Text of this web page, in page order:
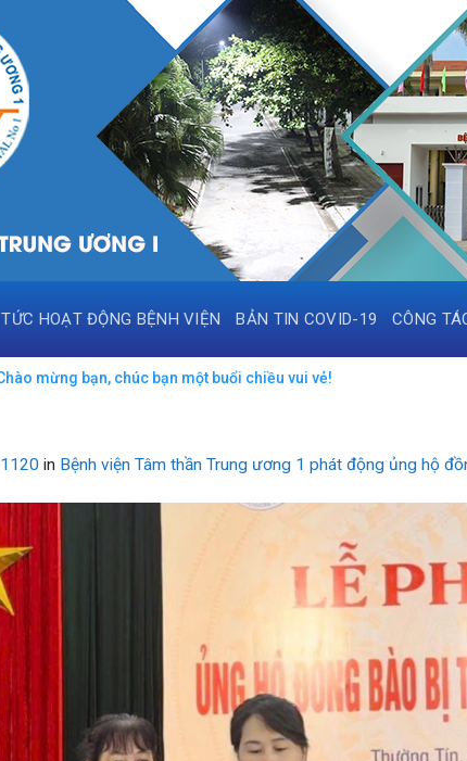
HOẠT ĐỘNG BỆNH VIỆN BẢN TIN COVID-19 CÔNG
mừng bạn, chúc bạn một buổi chiều vui vẻ!
in Bệnh viện Tâm thần Trung ương 1 phát động ủng hộ